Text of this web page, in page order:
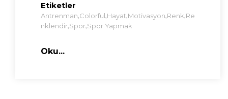
Etiketler
Antrenman,Colorful,Hayat,Motivasyon,Renk,Re
Nklendir,Spor,Spor Yapmak
Oku...